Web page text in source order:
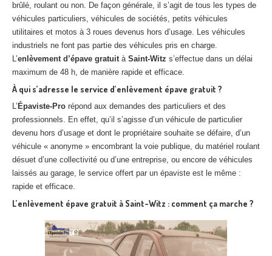
brûlé, roulant ou non. De façon générale, il s’agit de tous les types de
véhicules particuliers, véhicules de sociétés, petits véhicules
utilitaires et motos à 3 roues devenus hors d’usage. Les véhicules
industriels ne font pas partie des véhicules pris en charge.
L’enlèvement d’épave gratuità Saint-Witz s’effectue dans un délai
maximum de 48 h, de manière rapide et efficace.
À qui s’adresse le service d’enlèvement épave gratuit ?
L’ Épaviste-Pro répond aux demandes des particuliers et des
professionnels. En effet, qu’il s’agisse d’un véhicule de particulier
devenu hors d’usage et dont le propriétaire souhaite se défaire, d’un
véhicule « anonyme » encombrant la voie publique, du matériel roulant
désuet d’une collectivité ou d’une entreprise, ou encore de véhicules
laissés au garage, le service offert par un épaviste est le même :
rapide et efficace.
L’enlèvement épave gratuit à Saint-Witz : comment ça marche ?